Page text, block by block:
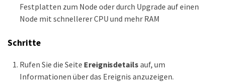
Festplatten zum Node oder durch Upgrade auf einen
Node mit schnellerer CPU und mehr RAM
Schritte
Rufen Sie die Seite Ereignisdetails auf, um
Informationen über das Ereignis anzuzeigen.